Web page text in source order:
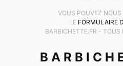
VOUS POUVEZ
LE FORMULAIRE
BARBICHETTE.FR - TOUS